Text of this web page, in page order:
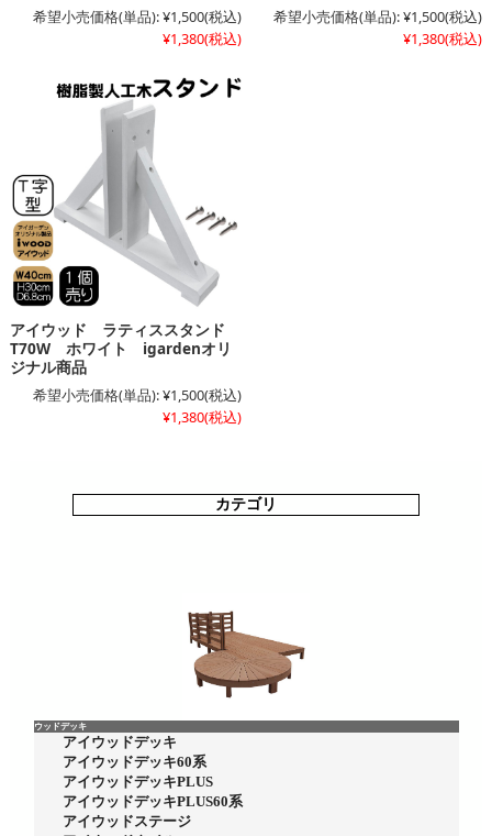
希望小売価格(単品):¥1,500(税込)
¥1,380(税込)
希望小売価格(単品):¥1,500(税込)
¥1,380(税込)
アイウッド ラティススタンド
T70W ホワイト igardenオリ
ジナル商品
希望小売価格(単品):¥1,500(税込)
¥1,380(税込)